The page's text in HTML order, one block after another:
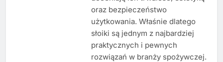
oraz bezpieczeństwo
użytkowania. Właśnie dlatego
słoiki są jednym z najbardziej
praktycznych i pewnych
rozwiązań w branży spożywczej.